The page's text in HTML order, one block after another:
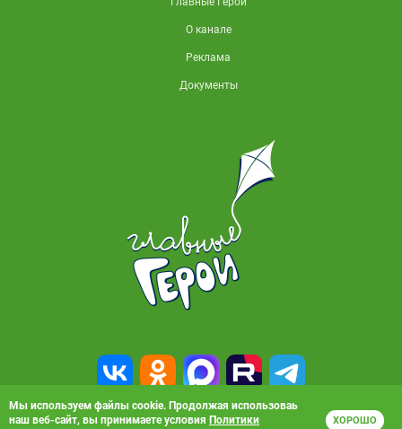
О канале
Реклама
Документы
Мы используем файлы cookie. Продолжая использоваь
наш веб-сайт, вы принимаете условия Политики
ХОРОШО